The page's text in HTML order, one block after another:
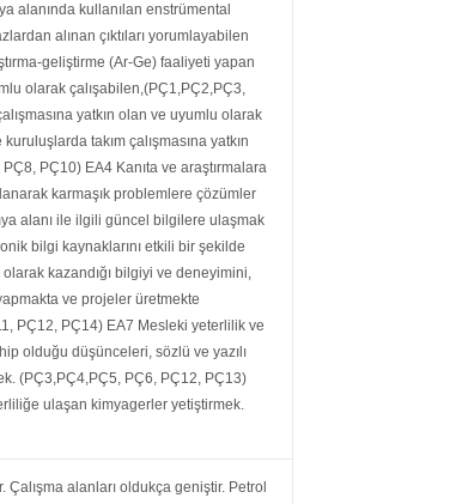
alanında kullanılan enstrümental
alınan çıktıları yorumlayabilen
geliştirme (Ar-Ge) faaliyeti yapan
olarak çalışabilen,(PÇ1,PÇ2,PÇ3,
yatkın olan ve uyumlu olarak
takım çalışmasına yatkın
PÇ10) EA4 Kanıta ve araştırmalara
karmaşık problemlere çözümler
alanı ile ilgili güncel bilgilere ulaşmak
bilgi kaynaklarını etkili bir şekilde
kazandığı bilgiyi ve deneyimini,
ve projeler üretmekte
PÇ12, PÇ14) EA7 Mesleki yeterlilik ve
olduğu düşünceleri, sözlü ve yazılı
(PÇ3,PÇ4,PÇ5, PÇ6, PÇ12, PÇ13)
ulaşan kimyagerler yetiştirmek.
alanları oldukça geniştir. Petrol